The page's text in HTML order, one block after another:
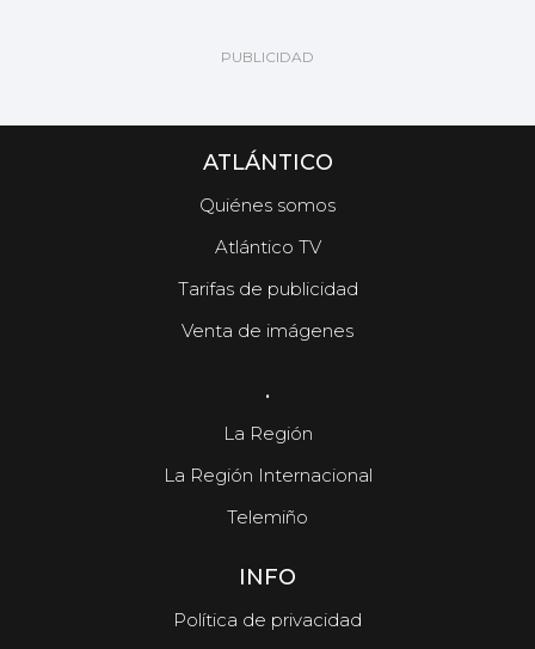
ATLÁNTICO
Quiénes somos
Atlántico TV
Tarifas de publicidad
Venta de imágenes
.
La Región
La Región Internacional
Telemiño
INFO
Política de privacidad